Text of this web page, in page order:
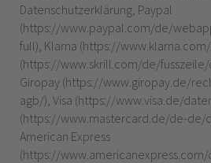
Datenschutzerklärung, Paypal
(https://www.paypal.com/de/
full), Klarna (https://
(https://www.skrill.com/de/
Giropay (https://www.giropay.de/
agb/), Visa (https://www.visa.de/
(https://www.mastercard.de/de-de/
American Express
(https://